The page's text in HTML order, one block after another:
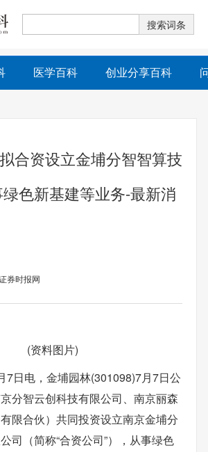
医学百科 创业分享百科
合资设立金埔分智智算技
色新基建等业务-最新消
券时报网
(资料图片)
7日电，金埔园林(301098)7月7日公
分智云创科技有限公司、南京丽森
限合伙）共同投资设立南京金埔分
司（简称“合资公司”），从事绿色